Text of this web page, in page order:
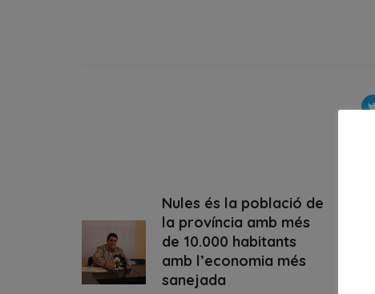
Nules és la població de
la província amb més
de 10.000 habitants
amb l’economia més
sanejada